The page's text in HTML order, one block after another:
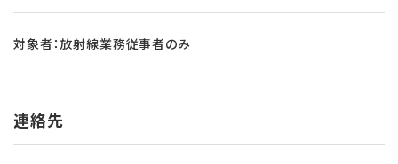
対象者：放射線業務従事者のみ
連絡先